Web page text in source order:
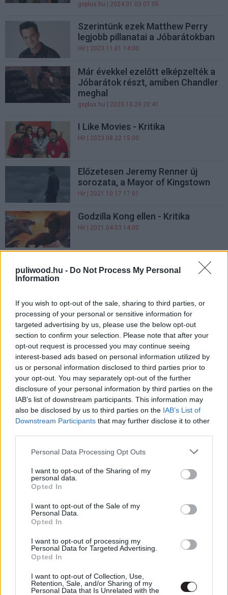
puliwood.hu - Do Not Process My Personal
Information
If you wish to opt-out of the sale, sharing to third parties, or
processing of your personal or sensitive information for
targeted advertising by us, please use the below opt-out
section to confirm your selection. Please note that after your
opt-out request is processed you may continue seeing
interest-based ads based on personal information utilized by
us or personal information disclosed to third parties prior to
your opt-out. You may separately opt-out of the further
disclosure of your personal information by third parties on the
IAB’s list of downstream participants. This information may
also be disclosed by us to third parties on the IAB’s List of
Downstream Participants that may further disclose it to other
Please note that this website/app uses one or more Google
not limited to your visit or usage behaviour. You may click to
grant or deny consent to Google and its third-party tags to
use your data for below specified purposes in below Google
consent section.
Personal Data Processing Opt Outs
I want to opt-out of the Sharing of my
personal data.
Opted In
I want to opt-out of the Sale of my
Personal Data.
Opted In
I want to opt-out of processing my
Personal Data for Targeted Advertising.
Opted In
I want to opt-out of Collection, Use,
Retention, Sale, and/or Sharing of my
Personal Data that Is Unrelated with the
gsplus.hu | 2024.01.03 07:05
Szerintünk ezek Matthew Perry
legjobb pillanatai a Jóbarátokban
Hír | 2023.11.01 14:00
Már évekkel ezelőtt elképzelték a
Jóbarátok részt, amiben Chandler
meghal
gsplus.hu | 2023.10.29 20:41
I Like Movies - Kritika
Hír | 2023.08.22 15:00
Előzetesen Jeremy Renner új
sorozata, a Mayor of Kingstown
Hír | 2021.10.17 17:01
Godzilla Kong ellen - Kritika
Hír | 2021.04.03 14:00
BRÉKING: Berombolt a Godzilla vs.
Kong szinkronos előzetese!
Az éjféli égbolt - Kritika
Hír| 2020.12.26 11:00
Sokat kell még várnunk Godzilla
és Kong összecsapására:
Elhalasztották a bemutatót
Hír | 2019.11.26 14:00
Újra összeállhatnak a Jóbarátok,
de még korai az öröm
A 22-es csapdája - Kritika
Godzilla vs. Kong bemutatóját
Godzilla II: A szörnyek királya -
Kritika
Vélemény: ezért érdemes IMAX-